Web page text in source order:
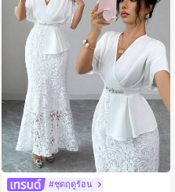
#ชุดฤดูร้อน